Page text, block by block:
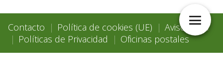
Contacto Política de cookies (UE)
Aviso Legal
Políticas de Privacidad
Oficinas postales